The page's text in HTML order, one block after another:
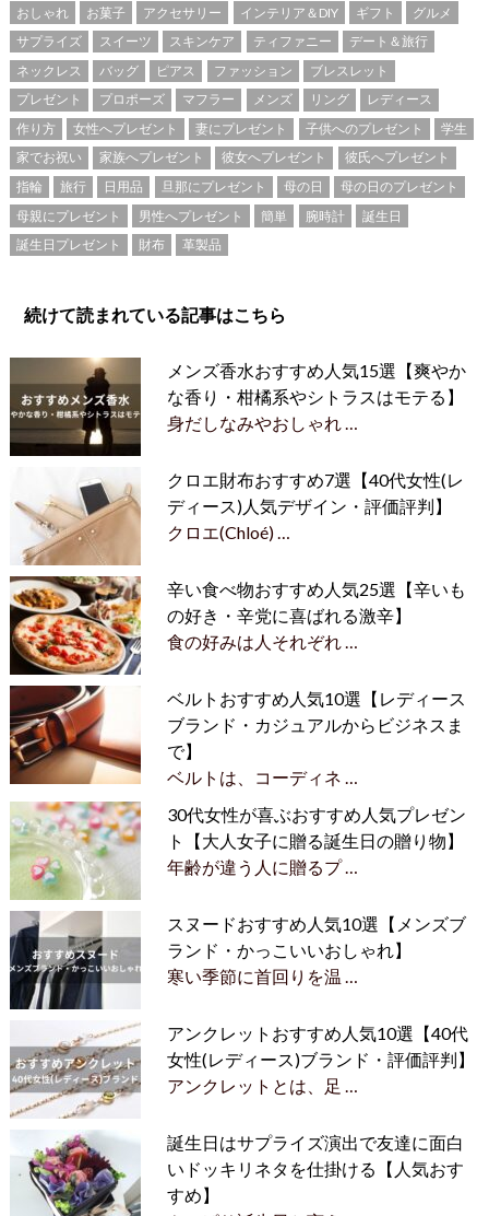
おしゃれ お菓子 アクセサリー インテリア＆DIY ギフト
グルメ
サプライズ
スイーツ スキンケア ティファニー
デート＆旅行
ネックレス
バッグ ピアス ファッション
ブレスレット
プレゼント
プロポーズ マフラー メンズ リング
レディース
作り方
女性へプレゼント 妻にプレゼント 子供へのプレゼント
学生
家でお祝い
家族へプレゼント 彼女へプレゼント
彼氏へプレゼント
指輪
旅行 日用品 旦那にプレゼント 母の日
母の日のプレゼント
母親にプレゼント
男性へプレゼント 簡単 腕時計
誕生日
誕生日プレゼント
財布 革製品
続けて読まれている記事はこちら
メンズ香水おすすめ人気15選【爽やか
な香り・柑橘系やシトラスはモテる】
身だしなみやおしゃれ …
クロエ財布おすすめ7選【40代女性(レ
ディース)人気デザイン・評価評判】
クロエ(Chloé) …
辛い食べ物おすすめ人気25選【辛いも
の好き・辛党に喜ばれる激辛】
食の好みは人それぞれ …
ベルトおすすめ人気10選【レディース
ブランド・カジュアルからビジネスま
で】
ベルトは、コーディネ …
30代女性が喜ぶおすすめ人気プレゼン
ト【大人女子に贈る誕生日の贈り物】
年齢が違う人に贈るプ …
スヌードおすすめ人気10選【メンズブ
ランド・かっこいいおしゃれ】
寒い季節に首回りを温 …
アンクレットおすすめ人気10選【40代
女性(レディース)ブランド・評価評判】
アンクレットとは、足 …
誕生日はサプライズ演出で友達に面白
いドッキリネタを仕掛ける【人気おす
すめ】